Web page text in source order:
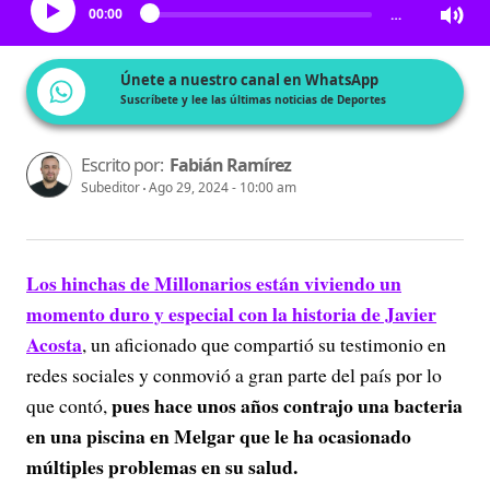
00:00 …
Únete a nuestro canal en WhatsApp
Suscríbete y lee las últimas noticias de Deportes
Escrito por: Fabián Ramírez
Subeditor Ago 29, 2024 - 10:00 am
Los hinchas de Millonarios están viviendo un
momento duro y especial con la historia de Javier
Acosta, un aficionado que compartió su testimonio en
redes sociales y conmovió a gran parte del país por lo
que contó,pues hace unos años contrajo una bacteria
en una piscina en Melgar que le ha ocasionado
múltiples problemas en su salud.